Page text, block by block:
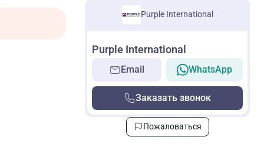
Purple International
Purple International
Email WhatsApp
Заказать звонок
Пожаловаться